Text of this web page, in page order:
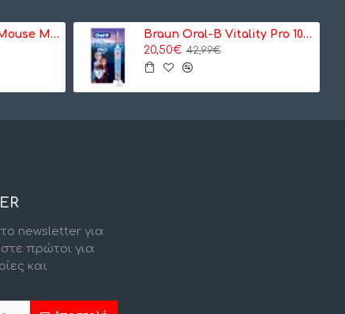
Logitech Wireless Mouse M185, Mouse (grey) (910-002238)
Braun Oral-B Vitality Pro 103 Kids Frozen, ηλεκτρική οδοντόβουρτσα (8006540772409)
20,50€ 42,99€
newsletter για
πρώτοι για
και